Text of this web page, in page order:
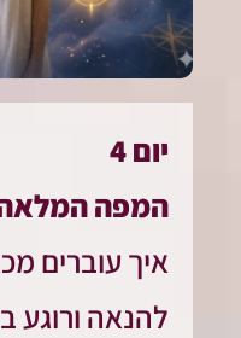
יום 4
המפה המלאה
איך עוברים
להנאה ורוגע